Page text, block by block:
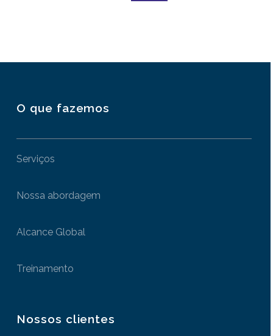
O que fazemos
Serviços
Nossa abordagem
Alcance Global
Treinamento
Nossos clientes